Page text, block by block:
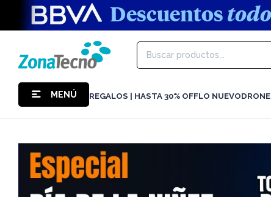
MENÚ REGALOS | HASTA 30% OFFLO NUEVO